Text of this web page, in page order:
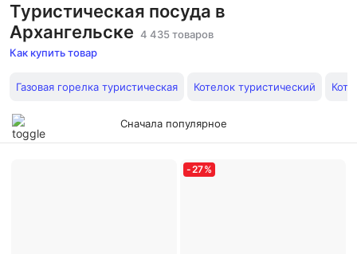
Туристическая посуда в
Архангельске 4 435 товаров
Как купить товар
Газовая горелка туристическая Котелок туристический
Сначала популярное
-27%